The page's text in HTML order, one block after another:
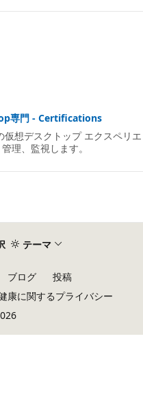
専門 - Certifications
想デスクトップ エクスペリエ
理、監視します。
テーマ
ブログ
投稿
康に関するプライバシー